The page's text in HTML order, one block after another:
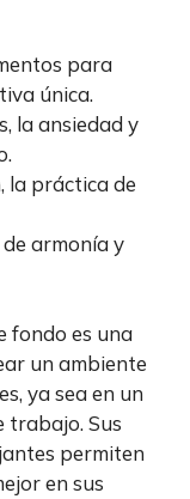
para
única.
la ansiedad y
la práctica de
armonía y
fondo es una
un ambiente
ya sea en un
trabajo. Sus
permiten
en sus